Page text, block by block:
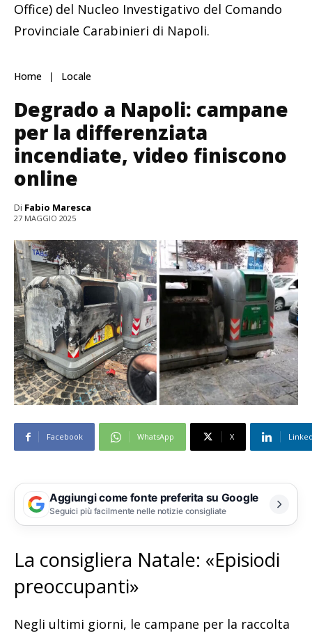
Office) del Nucleo Investigativo del Comando
Provinciale Carabinieri di Napoli.
Home Locale
Degrado a Napoli: campane
per la differenziata
incendiate, video finiscono
online
Di Fabio Maresca
27 MAGGIO 2025
Facebook WhatsApp X
Aggiungi come fonte preferita su Google
Seguici più facilmente nelle notizie consigliate
La consigliera Natale: «Episiodi
preoccupanti»
Negli ultimi giorni, le campane per la raccolta